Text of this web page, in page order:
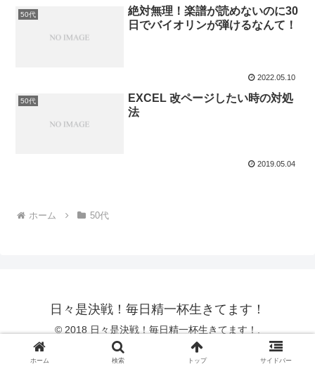
50代
絶対無理！楽譜が読めないのに30
日でバイオリンが弾けるなんて！
2022.05.10
50代
EXCEL 改ページしたい時の対処
法
2019.05.04
ホーム 50代
日々是決戦！毎日精一杯生きてます！
© 2018 日々是決戦！毎日精一杯生きてます！.
ホーム 検索 トップ サイドバー